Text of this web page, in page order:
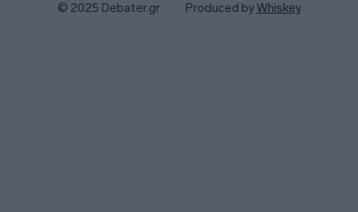
© 2025 Debater.gr Produced byWhiskey